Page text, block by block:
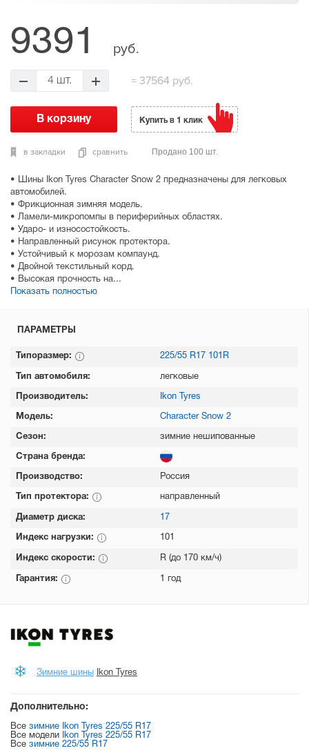
• Шины Ikon Tyres Character Snow 2 предназначены для легковых
автомобилей.
• Фрикционная зимняя модель.
• Ламели-микропомпы в периферийных областях.
• Ударо- и износостойкость.
• Направленный рисунок протектора.
• Устойчивый к морозам компаунд.
• Двойной текстильный корд.
• Высокая прочность на...
Показать полностью
9391 руб.
4 шт. = 37564 руб.
в закладки сравнить
Купить в 1 клик
Продано 100 шт.
ПАРАМЕТРЫ
Типоразмер: 225/55 R17 101R
Тип автомобиля: легковые
Производитель: Ikon Tyres
Модель: Character Snow 2
Сезон: зимние нешипованные
Страна бренда:
Производство: Россия
Тип протектора: направленный
Диаметр диска: 17
Индекс нагрузки: 101
Индекс скорости: R (до 170 км/ч)
Гарантия: 1 год
Зимние шины Ikon Tyres
Дополнительно:
Все зимние Ikon Tyres 225/55 R17
Все модели
Ikon Tyres 225/55 R17
Все зимние 225/55 R17